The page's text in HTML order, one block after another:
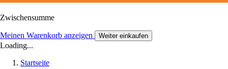
Zwischensumme
Meinen Warenkorb anzeigen Weiter einkaufen
Loading...
Startseite